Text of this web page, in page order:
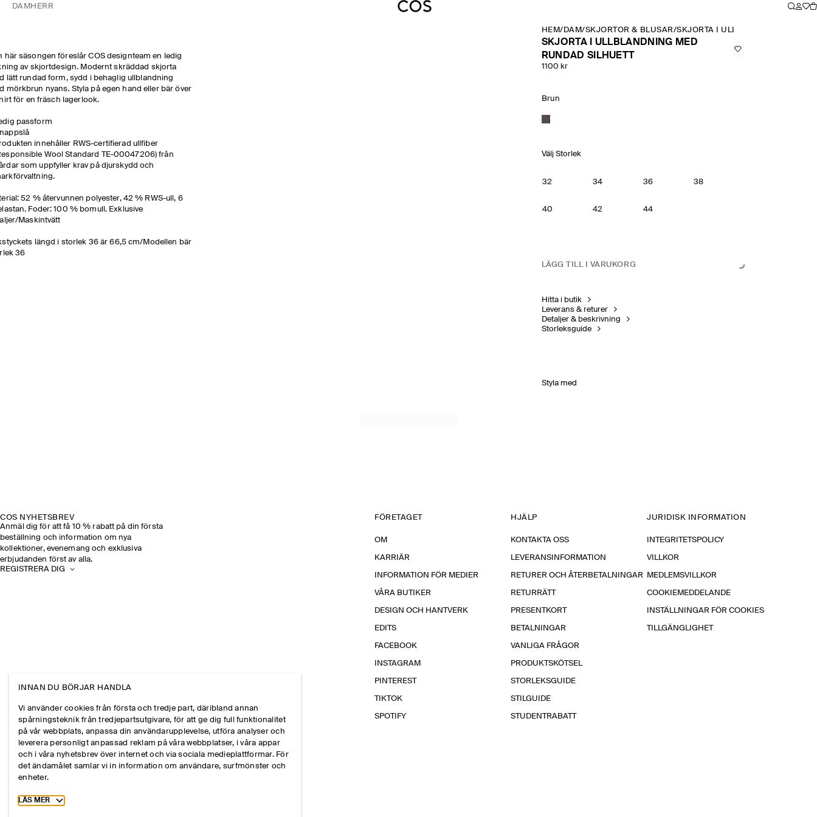
DAM HERR
här säsongen föreslår COS designteam en ledig
av skjortdesign. Modernt skräddad skjorta
lätt rundad form, sydd i behaglig ullblandning
mörkbrun nyans. Styla på egen hand eller bär över
för en fräsch lagerlook.
passform
innehåller RWS-certifierad ullfiber
Wool Standard TE-00047206) från
som uppfyller krav på djurskydd och
52 % återvunnen polyester, 42 % RWS-ull, 6
Foder: 100 % bomull. Exklusive
Maskintvätt
längd i storlek 36 är 66,5 cm/Modellen bär
36
HEM/ DAM/SKJORTOR & BLUSAR/SKJORTA I ULLBLANDNING MED
SKJORTA I ULLBLANDNING MED
RUNDAD SILHUETT
1100 kr
Brun
Välj Storlek
32 34 36 38
40 42 44
LÄGG TILL I VARUKORG
Hitta i butik
Leverans & returer
Detaljer & beskrivning
Storleksguide
Styla med
COS NYHETSBREV
Anmäl dig för att få 10 % rabatt på din första
beställning och information om nya
kollektioner, evenemang och exklusiva
erbjudanden först av alla.
REGISTRERA DIG
FÖRETAGET
OM
KARRIÄR
INFORMATION FÖR MEDIER
VÅRA BUTIKER
DESIGN OCH HANTVERK
EDITS
FACEBOOK
INSTAGRAM
PINTEREST
TIKTOK
SPOTIFY
HJÄLP
KONTAKTA OSS
LEVERANSINFORMATION
RETURER OCH ÅTERBETALNINGAR
RETURRÄTT
PRESENTKORT
BETALNINGAR
VANLIGA FRÅGOR
PRODUKTSKÖTSEL
STORLEKSGUIDE
STILGUIDE
STUDENTRABATT
JURIDISK INFORMATION
INTEGRITETSPOLICY
VILLKOR
MEDLEMSVILLKOR
COOKIEMEDDELANDE
INSTÄLLNINGAR FÖR COOKIES
TILLGÄNGLIGHET
INNAN DU BÖRJAR HANDLA
Vi använder cookies från första och tredje part, däribland annan
spårningsteknik från tredjepartsutgivare, för att ge dig full funktionalitet
på vår webbplats, anpassa din användarupplevelse, utföra analyser och
leverera personligt anpassad reklam på våra webbplatser, i våra appar
och i våra nyhetsbrev över internet och via sociala medieplattformar. För
det ändamålet samlar vi in information om användare, surfmönster och
enheter.
Toggle more cookie information
LÄS MER